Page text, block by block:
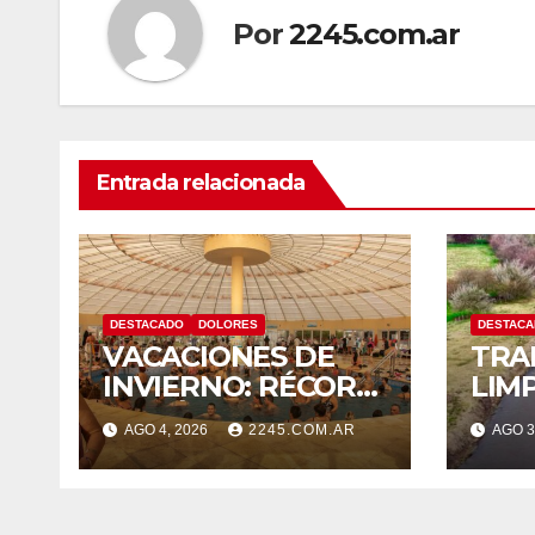
Por2245.com.ar
Entrada relacionada
DESTACADO DOLORES
VACACIONES DE
INVIERNO: RÉCORD
HISTÓRICO DE
VISITANTES Y
RECAUDACIÓN EN
AGO 4, 2026 2245.COM.AR
EN
AGO